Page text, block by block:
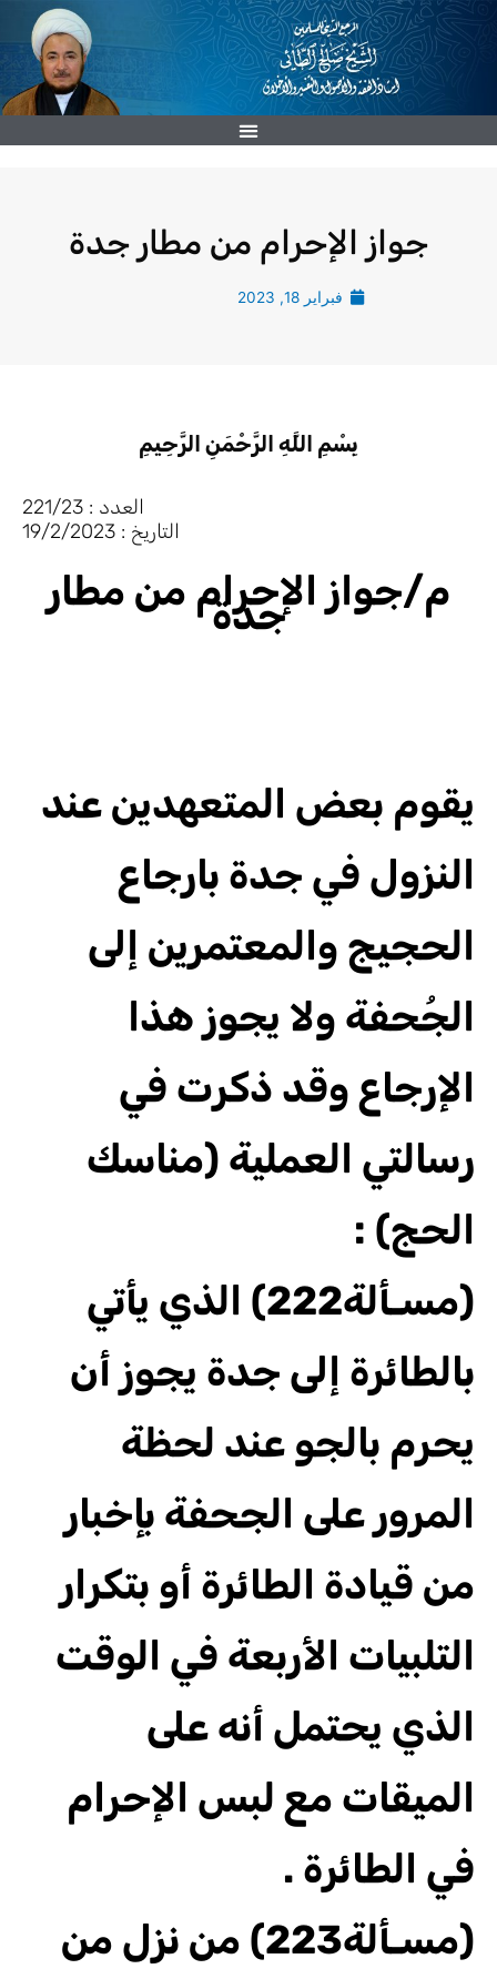
تخطي
جواز الإحرام من مطار جدة
فبراير 18, 2023
بِسْمِ اللَّهِ الرَّحْمَنِ الرَّحِيمِ
العدد : 221/23
التاريخ : 19/2/2023
م/جواز الإحرام من مطار
جدة
يقوم بعض المتعهدين عند
النزول في جدة بارجاع
الحجيج والمعتمرين إلى
الجُحفة ولا يجوز هذا
الإرجاع وقد ذكرت في
رسالتي العملية (مناسك
الحج) :
(مسـألة222) الذي يأتي
بالطائرة إلى جدة يجوز أن
يحرم بالجو عند لحظة
المرور على الجحفة بإخبار
من قيادة الطائرة أو بتكرار
التلبيات الأربعة في الوقت
الذي يحتمل أنه على
الميقات مع لبس الإحرام
في الطائرة .
(مسـألة223) من نزل من